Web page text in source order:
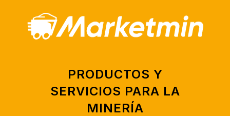
PRODUCTOS Y
SERVICIOS PARA LA
MINERÍA